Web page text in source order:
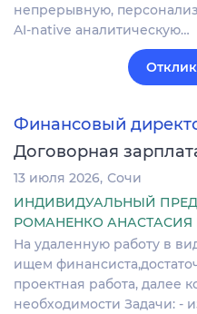
непрерывную,
AI-native аналитическую…
Финансовый
Договорная
13 июля 2026 Сочи
ИНДИВИДУАЛЬНЫЙ
РОМАНЕНКО
На удаленную работу в
ищем
проектная работа, далее
необходимости Задачи: -